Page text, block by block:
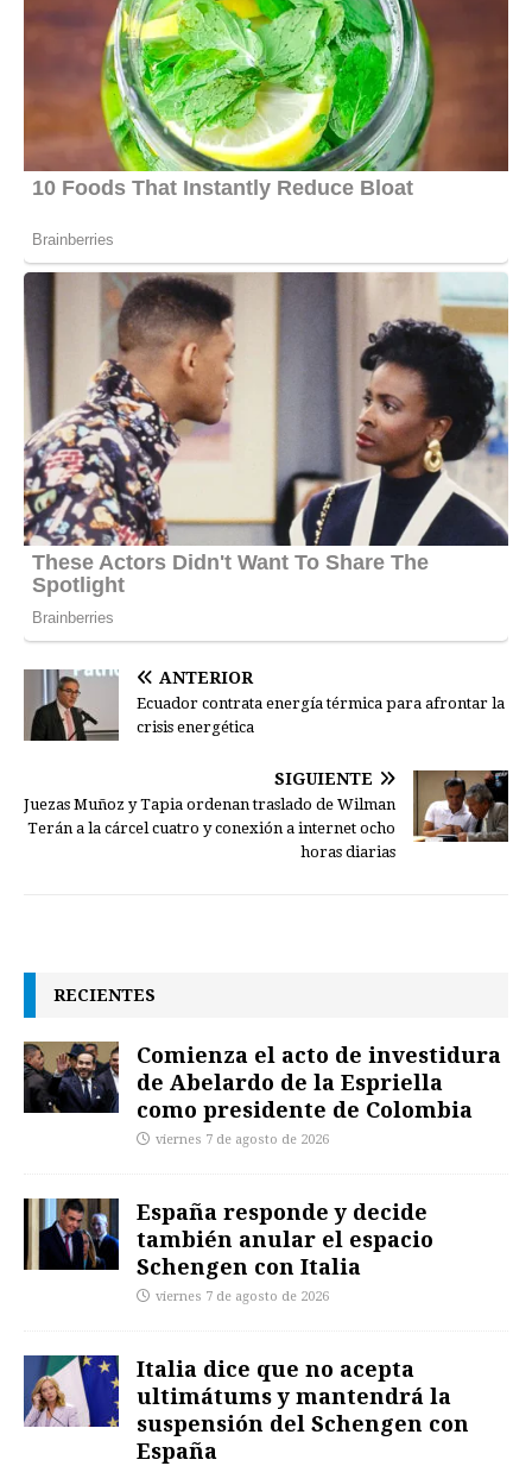
ANTERIOR
Ecuador contrata energía térmica para afrontar la
crisis energética
SIGUIENTE
Juezas Muñoz y Tapia ordenan traslado de Wilman
Terán a la cárcel cuatro y conexión a internet ocho
horas diarias
RECIENTES
Comienza el acto de investidura
de Abelardo de la Espriella
como presidente de Colombia
viernes 7 de agosto de 2026
España responde y decide
también anular el espacio
Schengen con Italia
viernes 7 de agosto de 2026
Italia dice que no acepta
ultimátums y mantendrá la
suspensión del Schengen con
España